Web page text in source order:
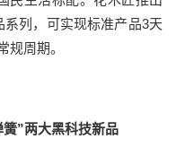
列，可实现标准产品3天
规周期。
”两大黑科技新品